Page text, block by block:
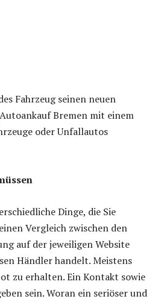
Fahrzeug seinen neuen
Bremen mit einem
oder Unfallautos
Dinge, die Sie
Vergleich zwischen den
auf der jeweiligen Website
Händler handelt. Meistens
zu erhalten. Ein Kontakt sowie
sein. Woran ein seriöser und